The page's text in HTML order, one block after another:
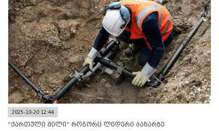
2025-10-20 12:44
“ქართული მილი” როგორც ლიდერი ბაზარზე